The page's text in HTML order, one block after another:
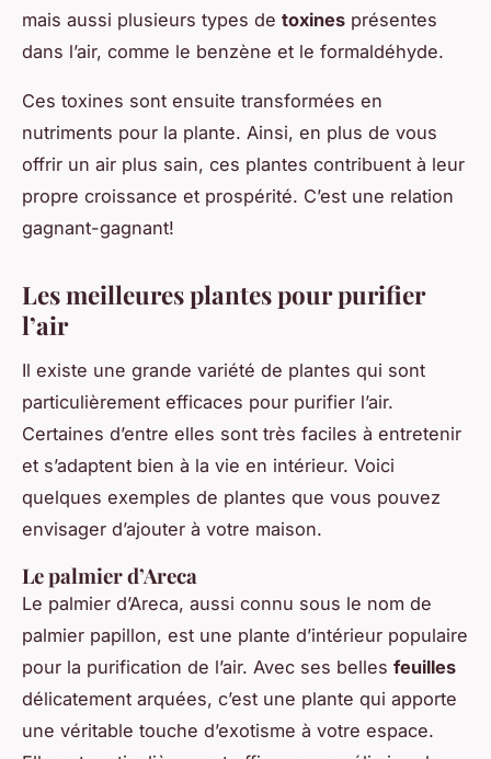
mais aussi plusieurs types de toxines présentes
dans l’air, comme le benzène et le formaldéhyde.
Ces toxines sont ensuite transformées en
nutriments pour la plante. Ainsi, en plus de vous
offrir un air plus sain, ces plantes contribuent à leur
propre croissance et prospérité. C’est une relation
gagnant-gagnant!
Les meilleures plantes pour purifier
l’air
Il existe une grande variété de plantes qui sont
particulièrement efficaces pour purifier l’air.
Certaines d’entre elles sont très faciles à entretenir
et s’adaptent bien à la vie en intérieur. Voici
quelques exemples de plantes que vous pouvez
envisager d’ajouter à votre maison.
Le palmier d’Areca
Le palmier d’Areca, aussi connu sous le nom de
palmier papillon, est une plante d’intérieur populaire
pour la purification de l’air. Avec ses belles feuilles
délicatement arquées, c’est une plante qui apporte
une véritable touche d’exotisme à votre espace.